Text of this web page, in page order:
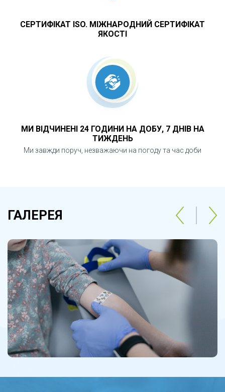
СЕРТИФІКАТ ISO. МІЖНАРОДНИЙ СЕРТИФІКАТ
ЯКОСТІ
МИ ВІДЧИНЕНІ 24 ГОДИНИ НА ДОБУ, 7 ДНІВ НА
ТИЖДЕНЬ
Ми завжди поруч, незважаючи на погоду та час доби
ГАЛЕРЕЯ